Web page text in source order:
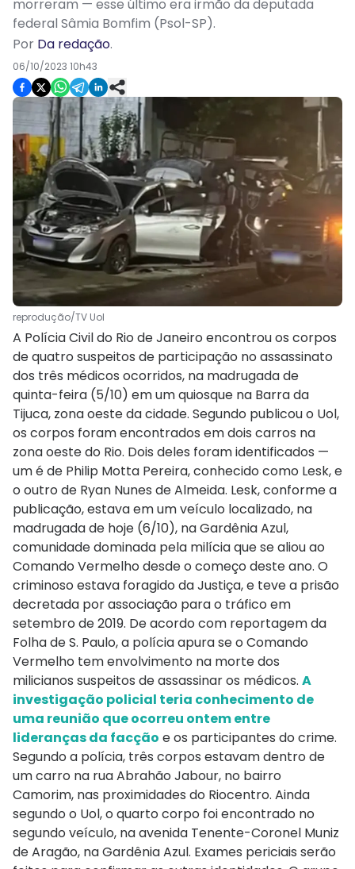
morreram — esse último era irmão da deputada
federal Sâmia Bomfim (Psol-SP).
Por Da redação.
06/10/2023 10h43
reprodução/TV Uol
A Polícia Civil do Rio de Janeiro encontrou os corpos
de quatro suspeitos de participação no assassinato
dos três médicos ocorridos, na madrugada de
quinta-feira (5/10) em um quiosque na Barra da
Tijuca, zona oeste da cidade. Segundo publicou o Uol,
os corpos foram encontrados em dois carros na
zona oeste do Rio. Dois deles foram identificados —
um é de Philip Motta Pereira, conhecido como Lesk, e
o outro de Ryan Nunes de Almeida. Lesk, conforme a
publicação, estava em um veículo localizado, na
madrugada de hoje (6/10), na Gardênia Azul,
comunidade dominada pela milícia que se aliou ao
Comando Vermelho desde o começo deste ano. O
criminoso estava foragido da Justiça, e teve a prisão
decretada por associação para o tráfico em
setembro de 2019. De acordo com reportagem da
Folha de S. Paulo, a polícia apura se o Comando
Vermelho tem envolvimento na morte dos
milicianos suspeitos de assassinar os médicos. A
investigação policial teria conhecimento de
uma reunião que ocorreu ontem entre
lideranças da facção e os participantes do crime.
Segundo a polícia, três corpos estavam dentro de
um carro na rua Abrahão Jabour, no bairro
Camorim, nas proximidades do Riocentro. Ainda
segundo o Uol, o quarto corpo foi encontrado no
segundo veículo, na avenida Tenente-Coronel Muniz
de Aragão, na Gardênia Azul. Exames periciais serão